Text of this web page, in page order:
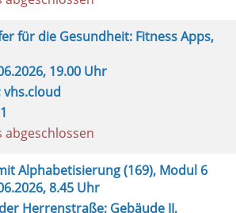
für die Gesundheit: Fitness Apps,
19.00 Uhr
vhs.cloud
abgeschlossen
Alphabetisierung (169), Modul 6
8.45 Uhr
Herrenstraße; Gebäude II,